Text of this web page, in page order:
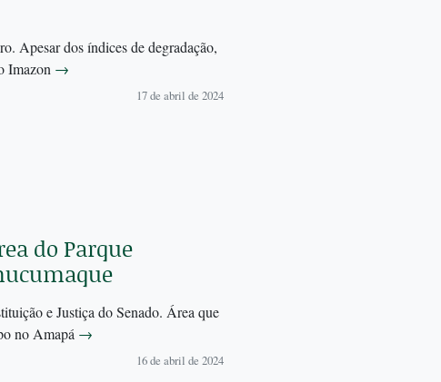
Apesar dos índices de degradação,
Imazon →
17 de abril de 2024
do Parque
e Justiça do Senado. Área que
no Amapá →
16 de abril de 2024